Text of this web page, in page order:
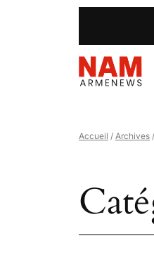
Accueil / Archives /